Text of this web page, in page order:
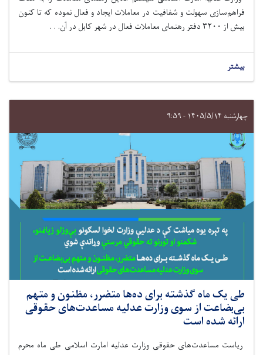
فراهم‌سازی سهولت و شفافیت در معاملات ایجاد و فعال نموده که تا کنون
بیش از ۳۲۰۰دفتر رهنمای معاملات فعال در شهر کابل در آن. . .
بیشتر
چهارشنبه ۱۴۰۵/۵/۱۴ - ۹:۵۹
طی یک ماه گذشته برای ده‌ها متضرر، مظنون و متهم
بی‌بضاعت از سوی وزارت عدلیه مساعدت‌های حقوقی
ارائه شده است
ریاست مساعدت‌های حقوقی وزارت عدلیه امارت اسلامی طی ماه‌ محرم